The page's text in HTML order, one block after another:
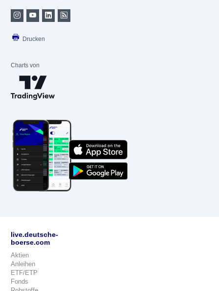
Drucken
Charts von
live.deutsche-
boerse.com
Aktien
Anleihen
ETF/ETP
Fonds